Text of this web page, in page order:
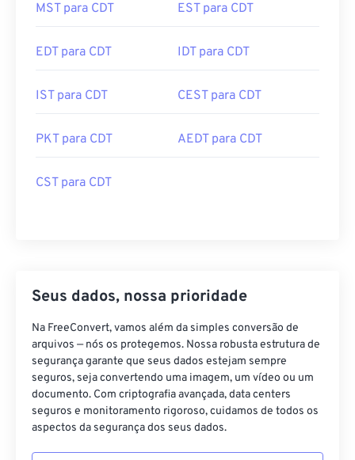
MST para CDT EST para CDT
EDT para CDT IDT para CDT
IST para CDT CEST para CDT
PKT para CDT AEDT para CDT
CST para CDT
Seus dados, nossa prioridade
Na FreeConvert, vamos além da simples conversão de
arquivos — nós os protegemos. Nossa robusta estrutura de
segurança garante que seus dados estejam sempre
seguros, seja convertendo uma imagem, um vídeo ou um
documento. Com criptografia avançada, data centers
seguros e monitoramento rigoroso, cuidamos de todos os
aspectos da segurança dos seus dados.